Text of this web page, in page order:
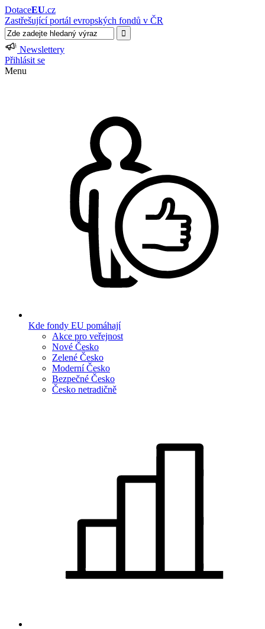
DotaceEU.cz
Zastřešující portál evropských fondů v ČR
Newslettery
Přihlásit se
Menu
Kde fondy EU pomáhají
Akce pro veřejnost
Nové Česko
Zelené Česko
Moderní Česko
Bezpečné Česko
Česko netradičně